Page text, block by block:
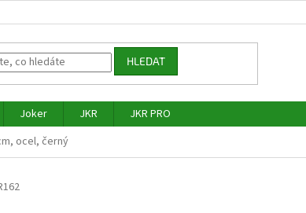
HLEDAT
Joker JKR
JKR PRO
ocel, černý